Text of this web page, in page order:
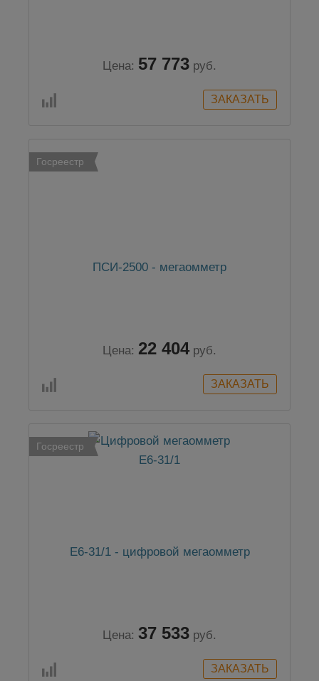
Цена: 57 773 руб.
Госреестр
ПСИ-2500 - мегаомметр
Цена: 22 404 руб.
Госреестр
Е6-31/1 - цифровой мегаомметр
Цена: 37 533 руб.